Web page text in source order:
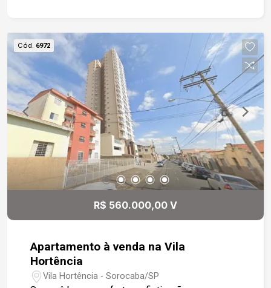
comodidade, com quiosque com churrasqueira,
piscina, deck, academia equipada, salão de
festas, quadra poliesportiva e área kids.
Cód. 6972
R$ 560.000,00 V
Apartamento à venda na Vila
Hortência
Vila Hortência - Sorocaba/SP